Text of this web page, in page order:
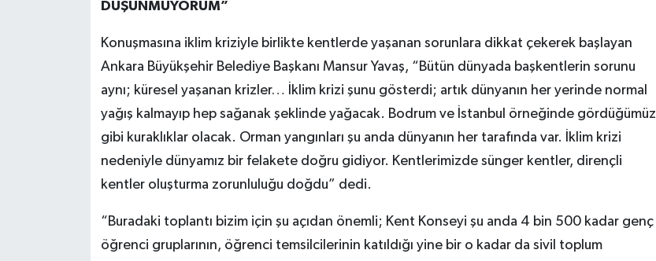
DÜŞÜNMÜYORUM”
Konuşmasına iklim kriziyle birlikte kentlerde yaşanan sorunlara dikkat çekerek başlayan
Ankara Büyükşehir Belediye Başkanı Mansur Yavaş, “Bütün dünyada başkentlerin sorunu
aynı; küresel yaşanan krizler… İklim krizi şunu gösterdi; artık dünyanın her yerinde normal
yağış kalmayıp hep sağanak şeklinde yağacak. Bodrum ve İstanbul örneğinde gördüğümüz
gibi kuraklıklar olacak. Orman yangınları şu anda dünyanın her tarafında var. İklim krizi
nedeniyle dünyamız bir felakete doğru gidiyor. Kentlerimizde sünger kentler, dirençli
kentler oluşturma zorunluluğu doğdu” dedi.
“Buradaki toplantı bizim için şu açıdan önemli; Kent Konseyi şu anda 4 bin 500 kadar genç
öğrenci gruplarının, öğrenci temsilcilerinin katıldığı yine bir o kadar da sivil toplum